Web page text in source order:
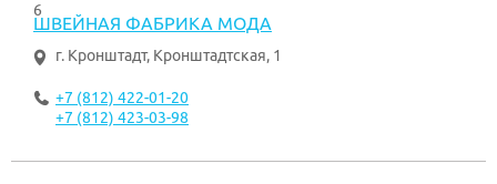
6
ШВЕЙНАЯ ФАБРИКА МОДА
г. Кронштадт, Кронштадтская, 1
+7 (812) 422-01-20
+7 (812) 423-03-98